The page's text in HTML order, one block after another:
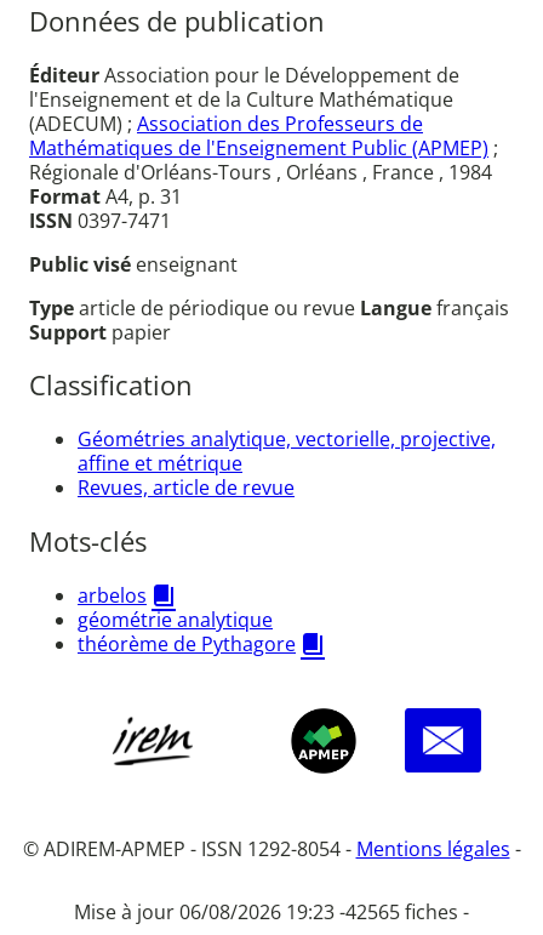
Données de publication
ÉditeurAssociation pour le Développement de
l'Enseignement et de la Culture Mathématique
(ADECUM) ; Association des Professeurs de
Mathématiques de l'Enseignement Public (APMEP) ;
Régionale d'Orléans-Tours , Orléans , France , 1984
FormatA4, p. 31
ISSN 0397-7471
Public visé enseignant
Typearticle de périodique ou revue Languefrançais
Support papier
Classification
Géométries analytique, vectorielle, projective,
affine et métrique
Revues, article de revue
Mots-clés
arbelos
géométrie analytique
théorème de Pythagore
© ADIREM-APMEP - ISSN 1292-8054 - Mentions légales -
Mise à jour 06/08/2026 19:23 -42565 fiches -